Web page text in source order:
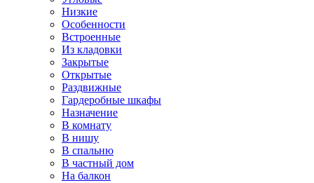
Низкие
Особенности
Встроенные
Из кладовки
Закрытые
Открытые
Раздвижные
Гардеробные шкафы
Назначение
В комнату
В нишу
В спальню
В частный дом
На балкон